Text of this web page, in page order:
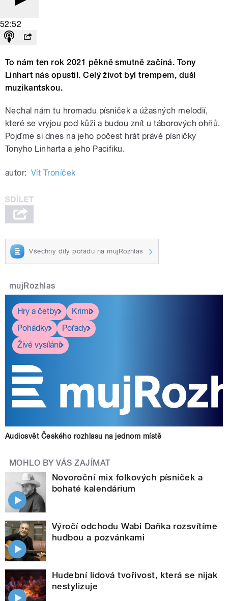
52:52
To nám ten rok 2021 pěkně smutně začíná. Tony
Linhart nás opustil. Celý život byl trempem, duší
muzikantskou.
Nechal nám tu hromadu písniček a úžasných melodií,
které se vryjou pod kůži a budou znít u táborových ohňů.
Pojďme si dnes na jeho počest hrát právě písničky
Tonyho Linharta a jeho Pacifiku.
autor: Vít Troníček
Všechny díly pořadu na mujRozhlas
mujRozhlas
Hry a četby
Krimi
Pohádky
Pořady
Živé vysílání
Audiosvět Českého rozhlasu na jednom místě
MOHLO BY VÁS ZAJÍMAT
Novoroční mix folkových písniček a
bohaté kalendárium
Výročí odchodu Wabi Daňka rozsvítíme
hudbou a pozvánkami
Hudební lidová tvořivost, která se nijak
nestylizuje